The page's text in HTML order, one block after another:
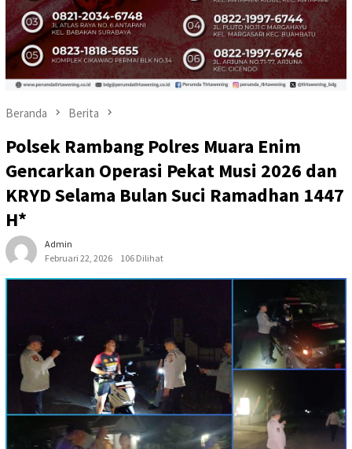
Beranda Berita
Polsek Rambang Polres Muara Enim
Gencarkan Operasi Pekat Musi 2026 dan
KRYD Selama Bulan Suci Ramadhan 1447
H*
Admin
Februari 22, 2026
106 Dilihat